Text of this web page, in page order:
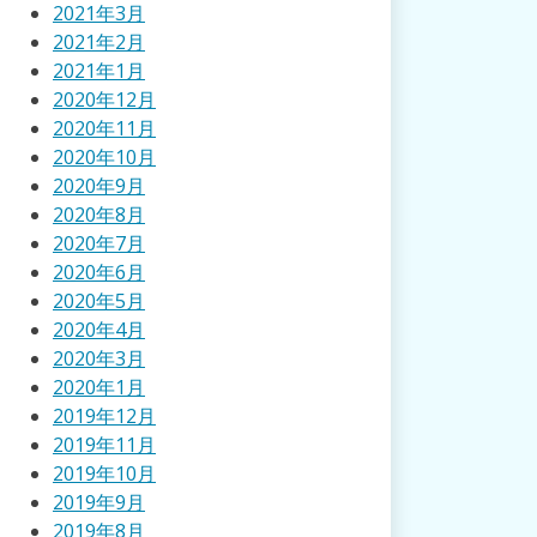
2021年3月
2021年2月
2021年1月
2020年12月
2020年11月
2020年10月
2020年9月
2020年8月
2020年7月
2020年6月
2020年5月
2020年4月
2020年3月
2020年1月
2019年12月
2019年11月
2019年10月
2019年9月
2019年8月